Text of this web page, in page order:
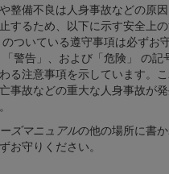
整備不良は人身事故などの原
するため、以下に示す安全上
のついている遵守事項は必ずお
警告」、および「危険」 の記
る注意事項を示しています。
事故などの重大な人身事故が
ズマニュアルの他の場所に書
お守りください。